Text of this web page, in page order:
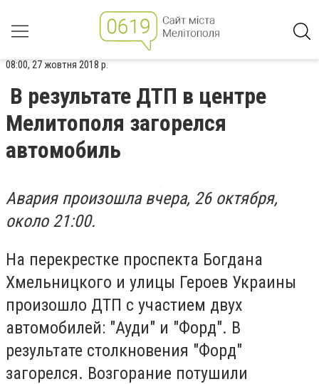
08:00, 27 жовтня 2018 р.
В результате ДТП в центре
Мелитополя загорелся
автомобиль
Авария произошла вчера, 26 октября,
около 21:00.
На перекрестке проспекта Богдана
Хмельницкого и улицы Героев Украины
произошло ДТП с участием двух
автомобилей: "Ауди" и "Форд". В
результате столкновения "Форд"
загорелся. Возгорание потушили